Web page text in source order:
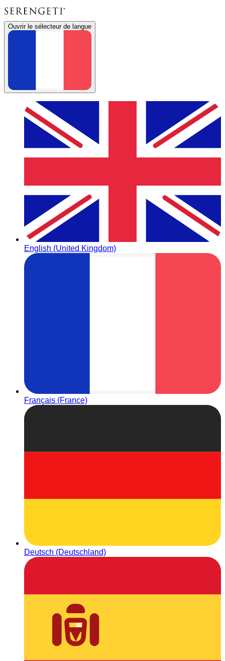
Ouvrir le sélecteur de langue
English (United Kingdom)
Français (France)
Deutsch (Deutschland)